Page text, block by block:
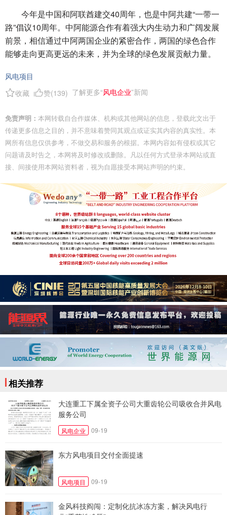
今年是中国和阿联酋建交40周年，也是中阿共建“一带一
路”倡议10周年。中阿能源合作有着强大内生动力和广阔发展
前景，相信通过中阿两国企业的紧密合作，两国的绿色合作
能够走向更高更远的未来，并为全球的绿色发展贡献力量。
风电项目
收藏
赞(139) 了解更多“风电企业”新闻
免责声明： 本网转载自合作媒体、机构或其他网站的信息，登载此文出于
传递更多信息之目的，并不意味着赞同其观点或证实其内容的真实性。本
网所有信息仅供参考，不做交易和服务的根据。本网内容如有侵权或其它
问题请及时告之，本网将及时修改或删除。凡以任何方式登录本网站或直
接、间接使用本网站资料者，视为自愿接受本网站声明的约束。
相关推荐
大连重工下属全资子公司大重齿轮公司吸收合并风电
服务公司
风电企业 09-19
东方风电项目交付全面提速
风电项目 09-19
金风科技阎闯：定制化抗冰冻方案，解决风电行